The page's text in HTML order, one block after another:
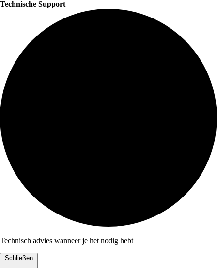
Technische Support
Technisch advies wanneer je het nodig hebt
Schließen